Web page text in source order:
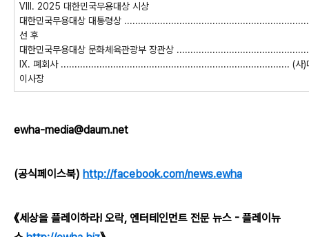
Ⅷ . 2025 대한민국무용대상 시상
대한민국무용대상 대통령상
선 후
대한민국무용대상 문화체육관광부 장관상
Ⅸ. 폐회사 ................................................................................... (사)
이사장
ewha-media@daum.net
(공식페이스북) http://facebook.com/news.ewha
《세상을 플레이하라! 오락, 엔터테인먼트 전문 뉴스 - 플레이뉴